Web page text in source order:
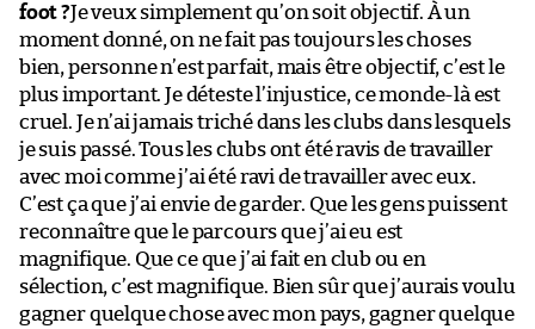
foot ?Je veux simplement qu’on soit objectif. À un
moment donné, on ne fait pas toujours les choses
bien, personne n’est parfait, mais être objectif, c’est le
plus important. Je déteste l’injustice, ce monde-là est
cruel. Je n’ai jamais triché dans les clubs dans lesquels
je suis passé. Tous les clubs ont été ravis de travailler
avec moi comme j’ai été ravi de travailler avec eux.
C’est ça que j’ai envie de garder. Que les gens puissent
reconnaître que le parcours que j’ai eu est
magnifique. Que ce que j’ai fait en club ou en
sélection, c’est magnifique. Bien sûr que j’aurais voulu
gagner quelque chose avec mon pays, gagner quelque